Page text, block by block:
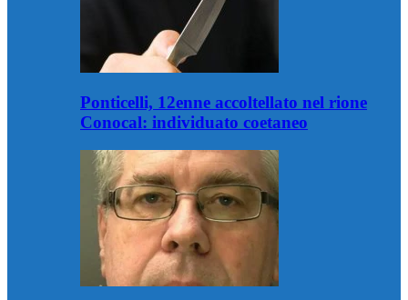
Ponticelli, 12enne accoltellato nel rione
Conocal: individuato coetaneo